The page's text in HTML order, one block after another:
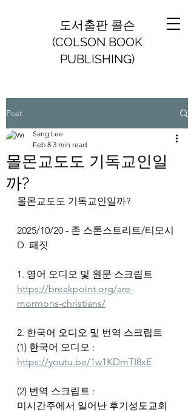
도서출판 콜슨
(COLSON BOOK
PUBLISHING)
Post
몰몬교도도 기독교인일
까?
Sang Lee
Feb 8 3 min read
몰몬교도도 기독교인일까?
2025/10/20 - 존 스톤스트리트/티모시
D. 패짓
1. 영어 오디오 및 원문 스크립트
https://breakpoint.org/are-
mormons-christians/
2. 한국어 오디오 및 번역 스크립트
(1) 한국어 오디오 :
https://youtu.be/1w1KDmTI8xE
(2) 번역 스크립트 :
미시간주에서 일어난 후기성도교회